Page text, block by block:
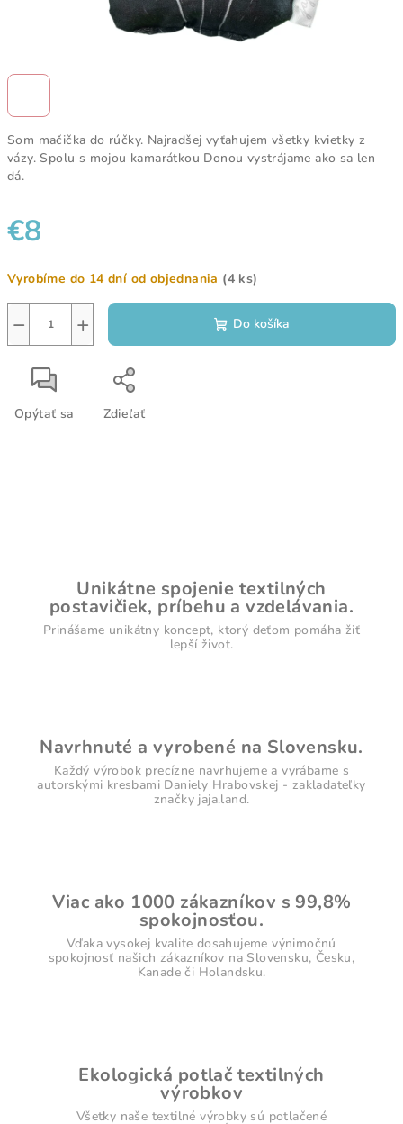
Som mačička do rúčky. Najradšej vyťahujem všetky kvietky z
vázy. Spolu s mojou kamarátkou Donou vystrájame ako sa len
dá.
€8
cena:
Vyrobíme do 14 dní od objednania (4 ks)
+
− Do košíka
Opýtať sa Zdieľať
Unikátne spojenie textilných
postavičiek, príbehu a vzdelávania.
Prinášame unikátny koncept, ktorý deťom pomáha žiť
lepší život.
Navrhnuté a vyrobené na Slovensku.
Každý výrobok precízne navrhujeme a vyrábame s
autorskými kresbami Daniely Hrabovskej - zakladateľky
značky jaja.land.
Viac ako 1000 zákazníkov s 99,8%
spokojnosťou.
Vďaka vysokej kvalite dosahujeme výnimočnú
spokojnosť našich zákazníkov na Slovensku, Česku,
Kanade či Holandsku.
Ekologická potlač textilných
výrobkov
Všetky naše textilné výrobky sú potlačené